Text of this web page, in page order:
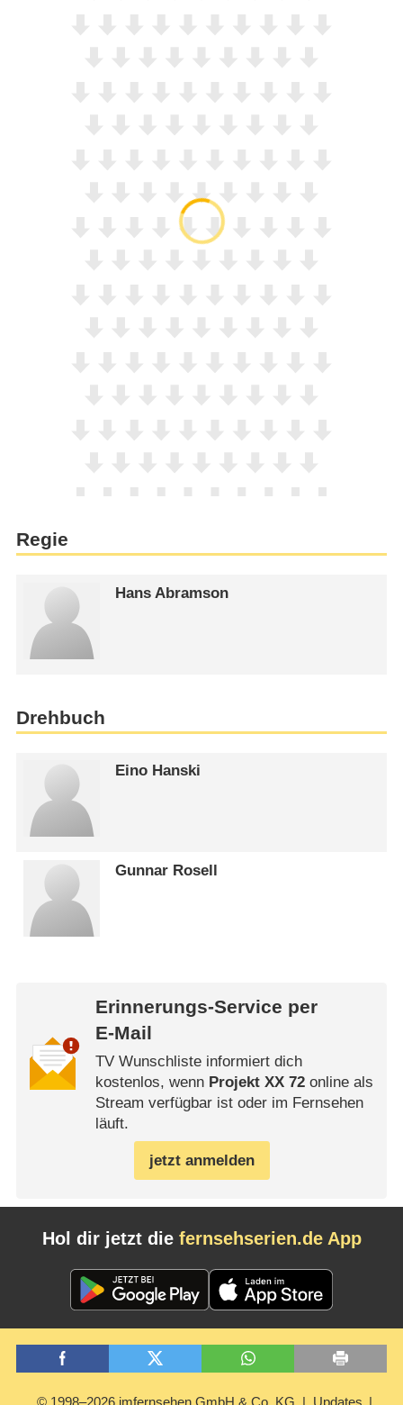
Regie
Hans Abramson
Drehbuch
Eino Hanski
Gunnar Rosell
Erinnerungs-Service per
E-Mail
TV Wunschliste informiert dich
kostenlos, wenn Projekt XX 72online als
Stream verfügbar ist oder im Fernsehen
läuft.
jetzt anmelden
Hol dir jetzt die fernsehserien.de App